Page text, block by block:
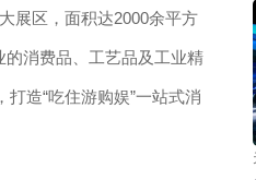
展区，面积达2000余平方
的消费品、工艺品及工业精
造“吃住游购娱”一站式消